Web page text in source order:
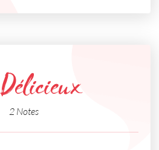
Délicieux
2 Notes